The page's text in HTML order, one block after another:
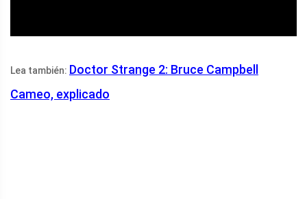
Lea también: Doctor Strange 2: Bruce Campbell
Cameo, explicado